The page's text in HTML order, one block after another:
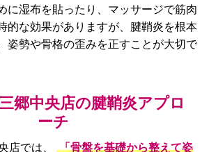
に湿布を貼ったり、マッサージで筋肉
的な効果がありますが、腱鞘炎を根本
姿勢や骨格の歪みを正すことが大切で
郷中央店の腱鞘炎アプロ
ーチ
では、
「骨盤を基礎から整えて姿